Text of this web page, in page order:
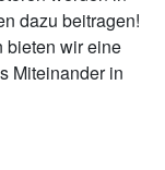
dazu beitragen!
bieten wir eine
Miteinander in